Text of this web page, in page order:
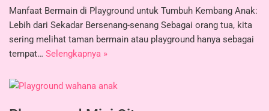
Manfaat Bermain di Playground untuk Tumbuh Kembang Anak:
Lebih dari Sekadar Bersenang-senang Sebagai orang tua, kita
sering melihat taman bermain atau playground hanya sebagai
tempat… Selengkapnya »